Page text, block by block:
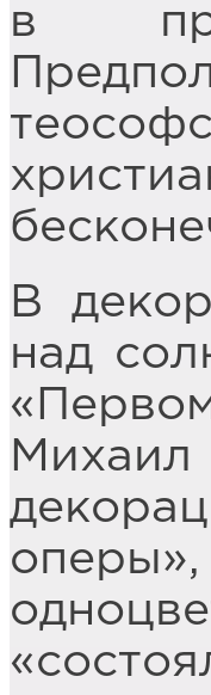
в
В
над
оперы»,